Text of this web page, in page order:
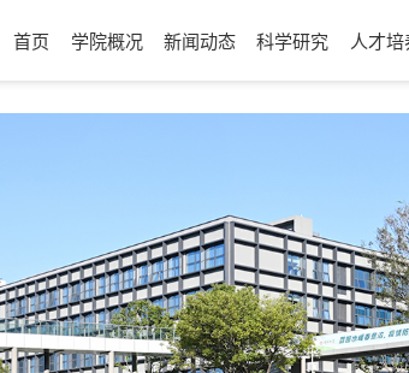
首页 学院概况 新闻动态 科学研究 人才培